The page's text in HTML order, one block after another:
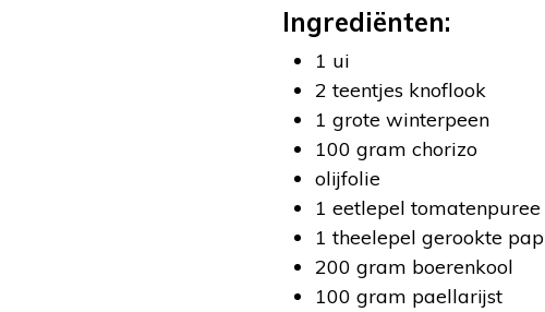
Ingrediënten:
1 ui
2 teentjes knoflook
1 grote winterpeen
100 gram chorizo
olijfolie
1 eetlepel tomatenpuree
1 theelepel gerookte
200 gram boerenkool
100 gram paellarijst